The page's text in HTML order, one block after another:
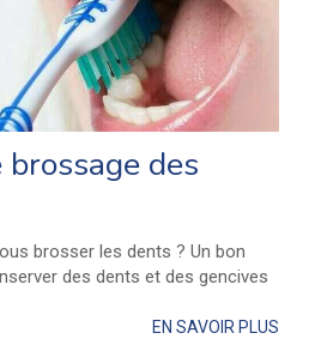
des
brosser les dents ? Un bon
des dents et des gencives
EN SAVOIR PLUS